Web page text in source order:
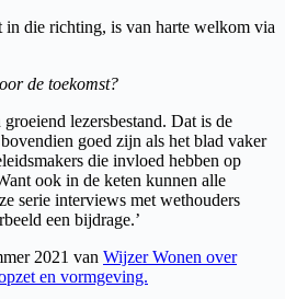
die richting, is van harte welkom via
de toekomst?
lezersbestand. Dat is de
goed zijn als het blad vaker
die invloed hebben op
ook in de keten kunnen alle
serie interviews met wethouders
een bijdrage.’
2021 van Wijzer Wonen over
en vormgeving.